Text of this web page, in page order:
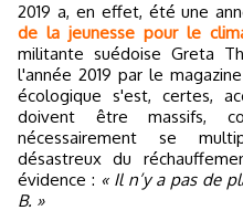
2019 a, en effet, été une
de la jeunesse pour le
militante suédoise Greta
l'année 2019 par le magazine
écologique s'est, certes,
doivent être massifs,
nécessairement se
désastreux du
évidence : « Il n’y a pas de
B. »